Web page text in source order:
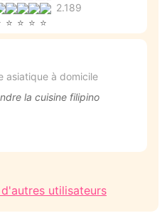
2.189
asiatique à domicile
la cuisine filipino
utilisateurs